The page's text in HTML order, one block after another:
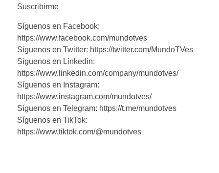
Suscribirme
Síguenos en Facebook:
https://www.facebook.com/mundotves
Síguenos en Twitter: https://twitter.com/MundoTVes
Síguenos en Linkedin:
https://www.linkedin.com/company/mundotves/
Síguenos en Instagram:
https://www.instagram.com/mundotves/
Síguenos en Telegram: https://t.me/mundotves
Síguenos en TikTok:
https://www.tiktok.com/@mundotves